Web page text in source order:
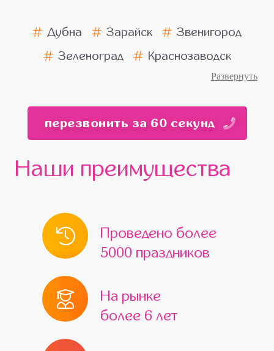
Дубна Зарайск
Звенигород
Зеленоград
Краснозаводск
Подольск
Балашиха
Химки
Люберцы
Красногорск
Мытищи
Бронницы
Волоколамск
Воскресенск
Дзержинский
Домодедово
Егорьевск
Ивантеевка
Кашира
Климовск
Коломна
перезвонить за 60 секунд
Наши преимущества
Проведено более
5000 праздников
На рынке
более 6 лет